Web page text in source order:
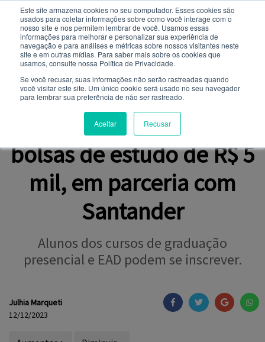
Este site armazena cookies no seu computador. Esses cookies são
usados ​​para coletar informações sobre como você interage com o
nosso site e nos permitem lembrar de você. Usamos essas
informações para melhorar e personalizar sua experiência de
navegação e para análises e métricas sobre nossos visitantes neste
site e em outras mídias. Para saber mais sobre os cookies que
usamos, consulte nossa Política de Privacidade.
Se você recusar, suas informações não serão rastreadas quando
você visitar este site. Um único cookie será usado no seu navegador
para lembrar sua preferência de não ser rastreado.
Aceitar Recusar
NOTÍCIAS
OPORTUNIDADE
Toledo Prudente tem
bolsas de estudo de R$ 5
mil, em parceria com
Santander
Alunos dos cursos de graduação
presencial e EAD podem se inscrever.
Julhia Marqueti
12/12/2023
Você quer receber notificações e não perder nenhuma
notícia importante?